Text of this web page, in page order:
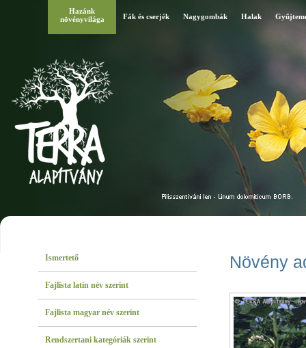
Hazánk
növényvilága
Fák és cserjék Nagygombák Halak
Ismertető
Fajlista latin név szerint
Fajlista magyar név szerint
Rendszertani kategóriák szerint
Növény